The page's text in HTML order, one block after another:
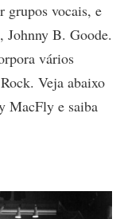
grupos vocais, e
Johnny B. Goode.
vários
Veja abaixo
MacFly e saiba